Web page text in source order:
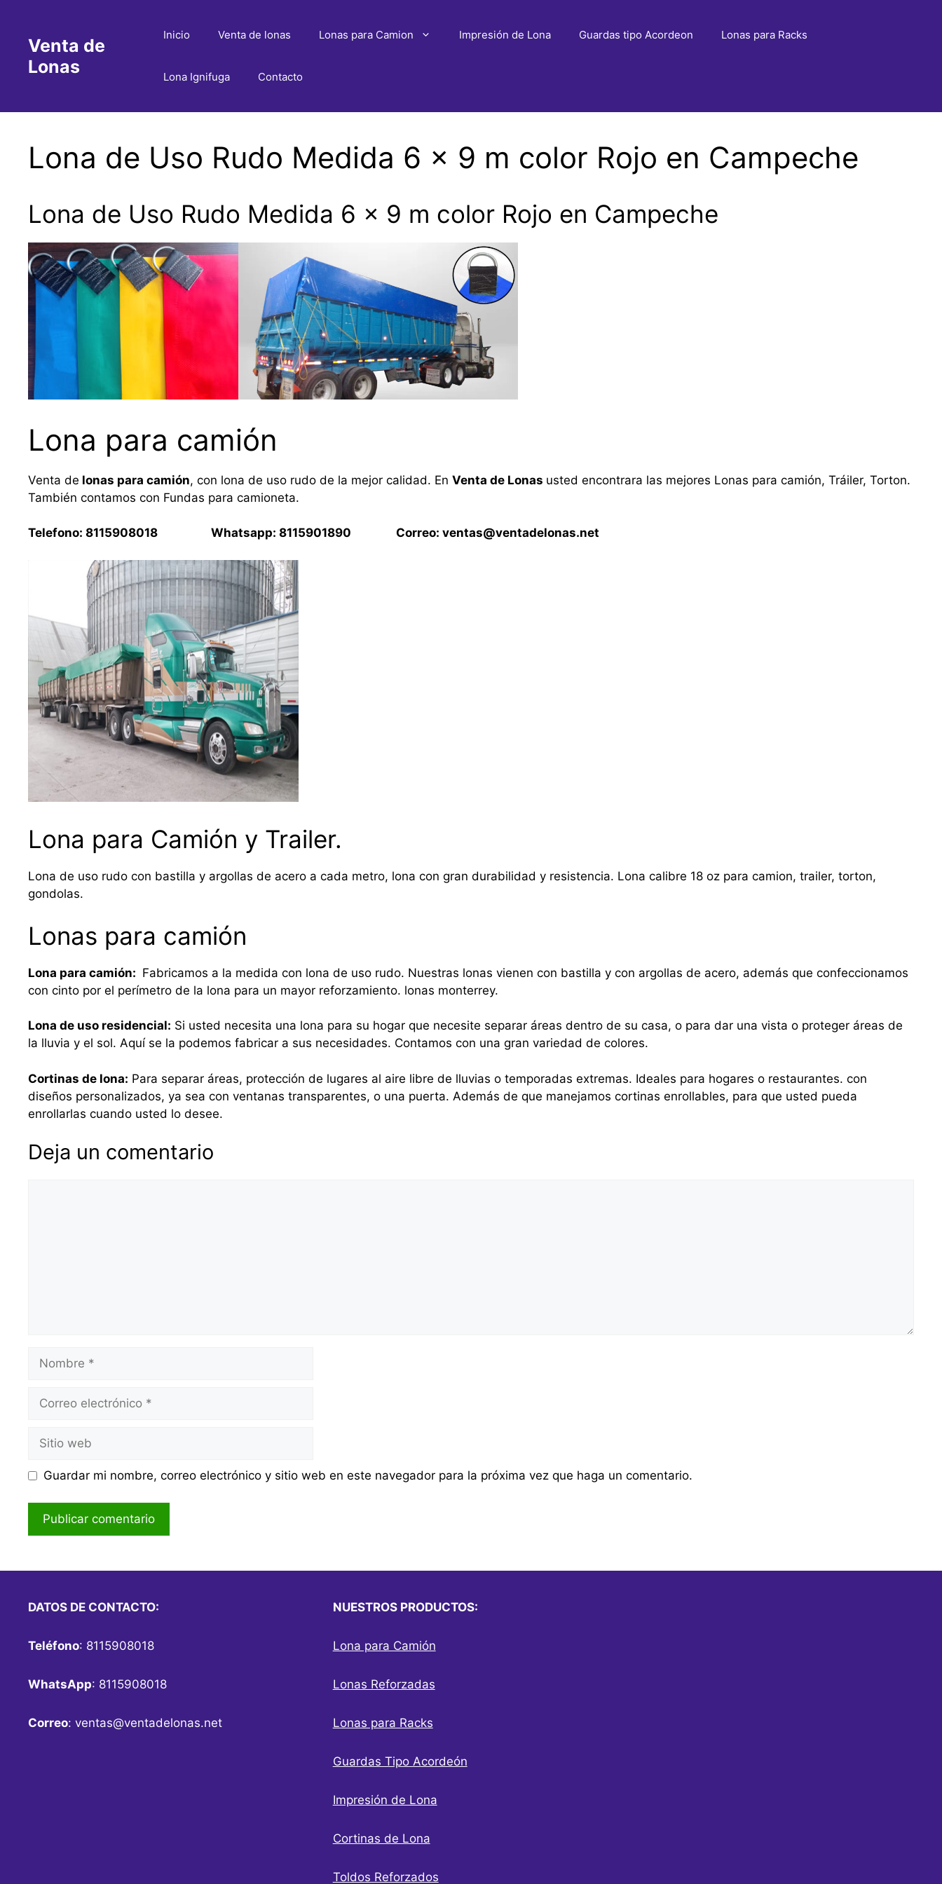
contenidoVenta de
Lonas
Inicio Venta de lonas Lonas para Camion Impresión de Lona Guardas tipo Acordeon Lonas para Racks
Lona Ignifuga Contacto
Lona de Uso Rudo Medida 6 x 9 m color Rojo en Campeche
Lona de Uso Rudo Medida 6 x 9 m color Rojo en Campeche
Lona para camión
Venta de lonas para camión, con lona de uso rudo de la mejor calidad. En Venta de Lonas usted encontrara las mejores Lonas para camión, Tráiler, Torton.
También contamos con Fundas para camioneta.
Telefono: 8115908018 Whatsapp: 8115901890 Correo: ventas@ventadelonas.net
Lona para Camión y Trailer.
Lona de uso rudo con bastilla y argollas de acero a cada metro, lona con gran durabilidad y resistencia. Lona calibre 18 oz para camion, trailer, torton,
gondolas.
Lonas para camión
Lona para camión: Fabricamos a la medida con lona de uso rudo. Nuestras lonas vienen con bastilla y con argollas de acero, además que confeccionamos
con cinto por el perímetro de la lona para un mayor reforzamiento. lonas monterrey.
Lona de uso residencial: Si usted necesita una lona para su hogar que necesite separar áreas dentro de su casa, o para dar una vista o proteger áreas de
la lluvia y el sol. Aquí se la podemos fabricar a sus necesidades. Contamos con una gran variedad de colores.
Cortinas de lona: Para separar áreas, protección de lugares al aire libre de lluvias o temporadas extremas. Ideales para hogares o restaurantes. con
diseños personalizados, ya sea con ventanas transparentes, o una puerta. Además de que manejamos cortinas enrollables, para que usted pueda
enrollarlas cuando usted lo desee.
Deja un comentario
Nombre
Correo
Sitio
web
Guardar mi nombre, correo electrónico y sitio web en este navegador para la próxima vez que haga un comentario.
DATOS DE CONTACTO:
Teléfono: 8115908018
WhatsApp: 8115908018
Correo: ventas@ventadelonas.net
NUESTROS PRODUCTOS:
Lona para Camión
Lonas Reforzadas
Lonas para Racks
Guardas Tipo Acordeón
Impresión de Lona
Cortinas de Lona
Toldos Reforzados